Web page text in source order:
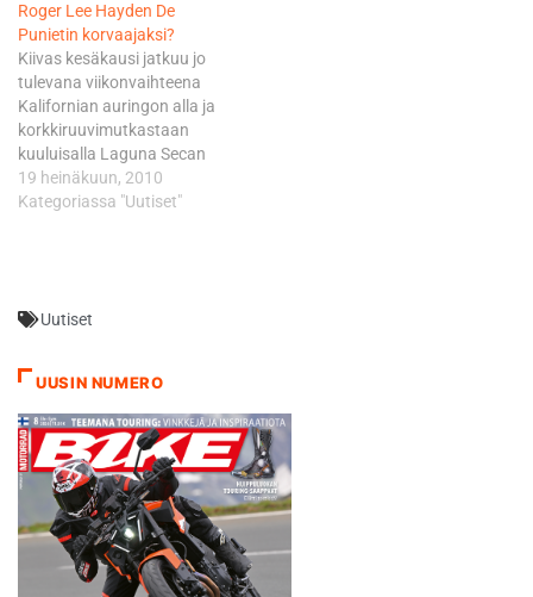
ajanut julkisuudessa
kirkkaasti ohi De Punietin,
joka palaa radoille ja
otsikoihin, kun MotoGP-
luokan testikielto umpeutuu
tammi- ja helmikuun
vaihteessa Sepangin radalla
Malesiassa.
Ratamoottoripyöräilyn
Roger Lee Hayden De
Punietin korvaajaksi?
Kiivas kesäkausi jatkuu jo
tulevana viikonvaihteena
Kalifornian auringon alla ja
korkkiruuvimutkastaan
kuuluisalla Laguna Secan
radalla, jonne korvaavaa
kuljettajaa haetaan ainakin
Pramac-tiimikaverille Aleix
murtuivat vasemman jalan
sääri- ja pohjeluu
Sachsenringin rajussa
rytäkässä sunnuntaina ja
Espargaro puolestaan…
19 heinäkuun, 2010
Kategoriassa "Uutiset"
Uutiset
UUSIN NUMERO